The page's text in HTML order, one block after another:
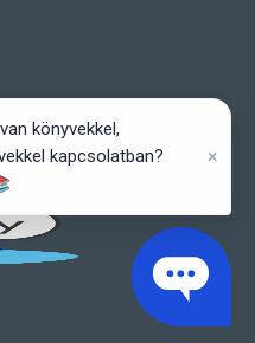
könyvekkel,
kapcsolatban?
×